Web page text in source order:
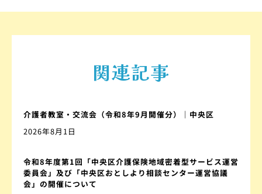
関連記事
介護者教室・交流会（令和8年9月開催分）｜中央区
2026年8月1日
令和8年度第1回「中央区介護保険地域密着型サービス運営
委員会」及び「中央区おとしより相談センター運営協議
会」の開催について